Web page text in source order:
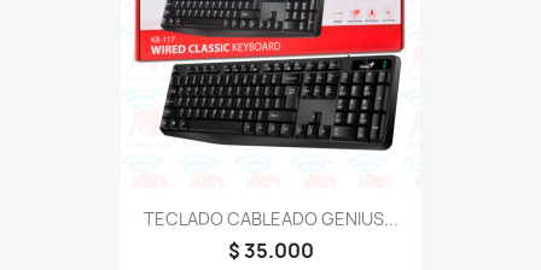
TECLADO CABLEADO GENIUS...
$ 35.000